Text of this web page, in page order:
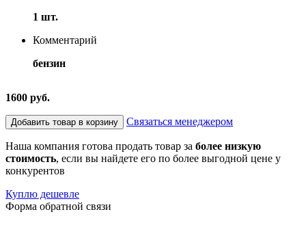
1 шт.
Комментарий
бензин
1600 руб.
Добавить товар в корзину Связаться менеджером
Наша компания готова продать товар за более низкую
стоимость, если вы найдете его по более выгодной цене у
конкурентов
Куплю дешевле
Форма обратной связи